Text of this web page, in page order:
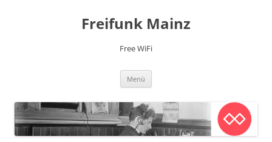
Freifunk Mainz
Free WiFi
Menü